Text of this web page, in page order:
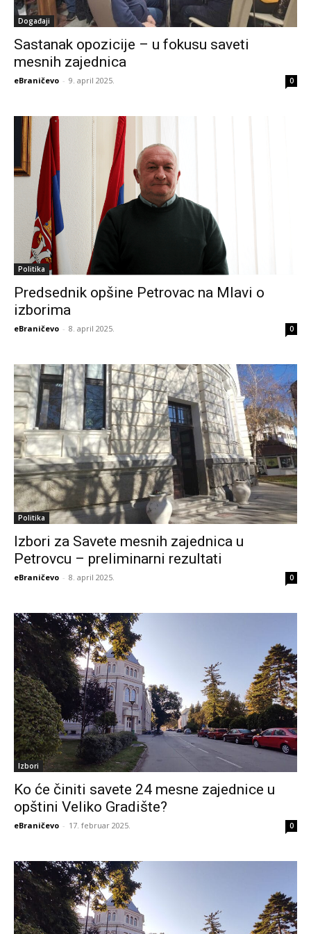
Događaji
Sastanak opozicije – u fokusu saveti
mesnih zajednica
eBraničevo - 9. april 2025. 0
Politika
Predsednik opšine Petrovac na Mlavi o
izborima
eBraničevo - 8. april 2025. 0
Politika
Izbori za Savete mesnih zajednica u
Petrovcu – preliminarni rezultati
eBraničevo - 8. april 2025. 0
Izbori
Ko će činiti savete 24 mesne zajednice u
opštini Veliko Gradište?
eBraničevo - 17. februar 2025. 0